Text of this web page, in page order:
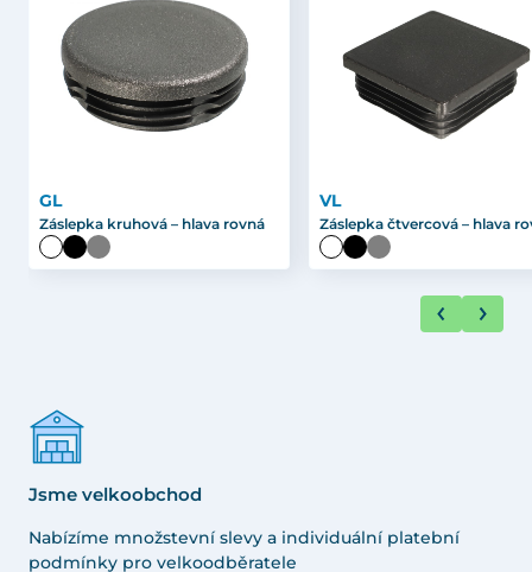
GL
Záslepka kruhová – hlava rovná
VL
Záslepka čtvercová – hlava
Jsme velkoobchod
Nabízíme množstevní slevy a individuální platební
podmínky pro velkoodběratele